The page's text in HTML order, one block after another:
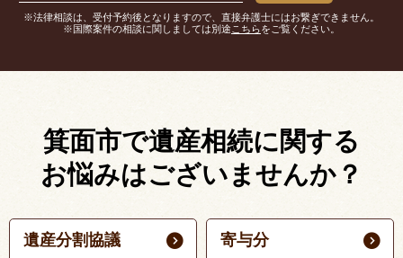
※法律相談は、受付予約後となりますので、直接弁護士にはお繋ぎできません。
※国際案件の相談に関しましては別途 こちらをご覧ください。
箕面市で遺産相続に関する
お悩みはございませんか？
遺産分割協議 寄与分